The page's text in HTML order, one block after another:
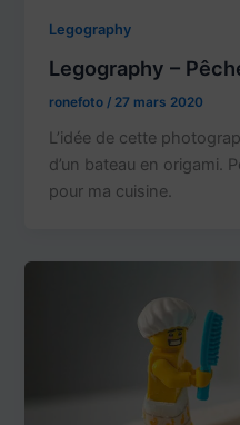
Legography
Legography –
ronefoto / 27 mars 2020
L’idée de cette
d’un bateau en origami.
pour ma cuisine.